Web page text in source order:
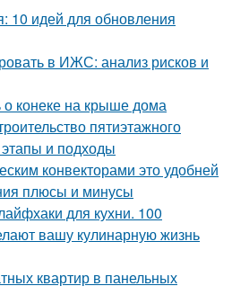
10 идей для обновления
в ИЖС: анализ рисков и
о конеке на крыше дома
пятиэтажного
и подходы
конвекторами это удобней
плюсы и минусы
для кухни. 100
вашу кулинарную жизнь
квартир в панельных